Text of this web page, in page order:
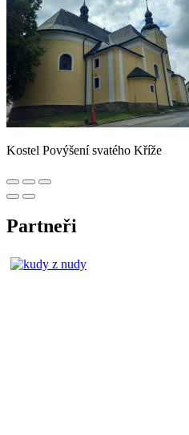
Kostel Povýšení svatého Kříže
Partneři